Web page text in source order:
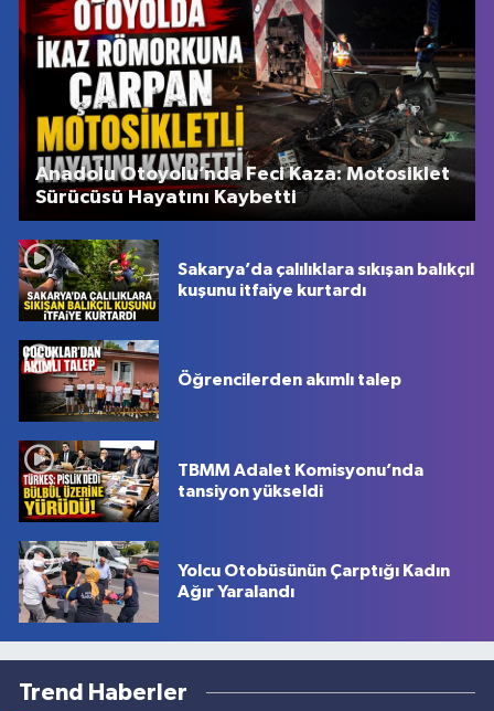
Anadolu Otoyolu’nda Feci Kaza: Motosiklet
Sürücüsü Hayatını Kaybetti
Sakarya’da çalılıklara sıkışan balıkçıl
kuşunu itfaiye kurtardı
Öğrencilerden akımlı talep
TBMM Adalet Komisyonu’nda
tansiyon yükseldi
Yolcu Otobüsünün Çarptığı Kadın
Ağır Yaralandı
Trend Haberler